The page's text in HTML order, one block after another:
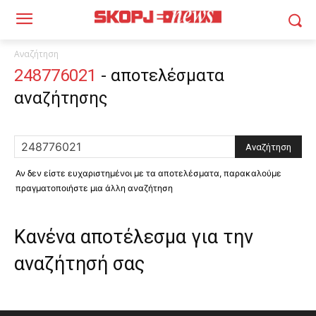
Αναζήτηση
248776021 - αποτελέσματα
αναζήτησης
Αν δεν είστε ευχαριστημένοι με τα αποτελέσματα, παρακαλούμε
πραγματοποιήστε μια άλλη αναζήτηση
Κανένα αποτέλεσμα για την
αναζήτησή σας